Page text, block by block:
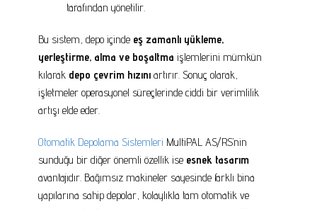
tarafından yönetilir.
Bu sistem, depo içinde eş zamanlı yükleme,
yerleştirme, alma ve boşaltma işlemlerini mümkün
kılarak depo çevrim hızını artırır. Sonuç olarak,
işletmeler operasyonel süreçlerinde ciddi bir verimlilik
artışı elde eder.
Otomatik Depolama Sistemleri MultiPAL AS/RS’nin
sunduğu bir diğer önemli özellik ise esnek tasarım
avantajıdır. Bağımsız makineler sayesinde farklı bina
yapılarına sahip depolar, kolaylıkla tam otomatik ve